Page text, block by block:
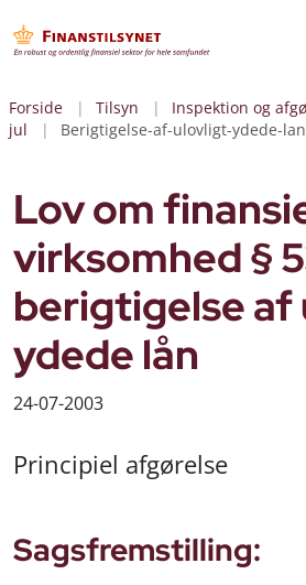
Forside Tilsyn Inspektion og
jul
Berigtigelse-af-ulovligt-ydede-
Lov om
virksomhed §
berigtigelse
ydede lån
24-07-2003
Principiel afgørelse
Sagsfremstilling: